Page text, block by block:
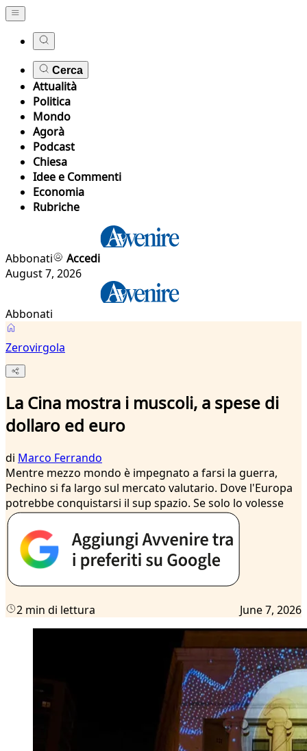
Cerca
Attualità
Politica
Mondo
Agorà
Podcast
Chiesa
Idee e Commenti
Economia
Rubriche
Abbonati
Accedi
August 7, 2026
Abbonati
Zerovirgola
La Cina mostra i muscoli, a spese di
dollaro ed euro
di Marco Ferrando
Mentre mezzo mondo è impegnato a farsi la guerra,
Pechino si fa largo sul mercato valutario. Dove l'Europa
potrebbe conquistarsi il sup spazio. Se solo lo volesse
2 min di lettura June 7, 2026